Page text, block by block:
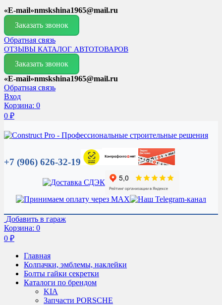
«E-mail»nmskshina1965@mail.ru
Заказать звонок
Обратная связь
ОТЗЫВЫ КАТАЛОГ АВТОТОВАРОВ
Заказать звонок
«E-mail»nmskshina1965@mail.ru
Обратная связь
Вход
Корзина: 0
0 ₽
+7 (906) 626-32-19
Добавить в гараж
Корзина: 0
0 ₽
Главная
Колпачки, эмблемы, наклейки
Болты гайки секретки
Каталоги по брендом
KIA
Запчасти PORSCHE